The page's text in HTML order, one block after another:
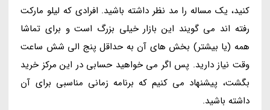
کنید، یک مساله را مد نظر داشته باشید. افرادی که لیلو مارکت
رفته اند می گویند این بازار خیلی بزرگ است و برای تماشا
همه (یا بیشتر) بخش های آن به حداقل پنج الی شش ساعت
وقت نیاز دارید. پس اگر می خواهید حسابی در این مرکز خرید
بگشت، پیشنهاد می کنیم که برنامه زمانی مناسبی برای آن
داشته باشید.